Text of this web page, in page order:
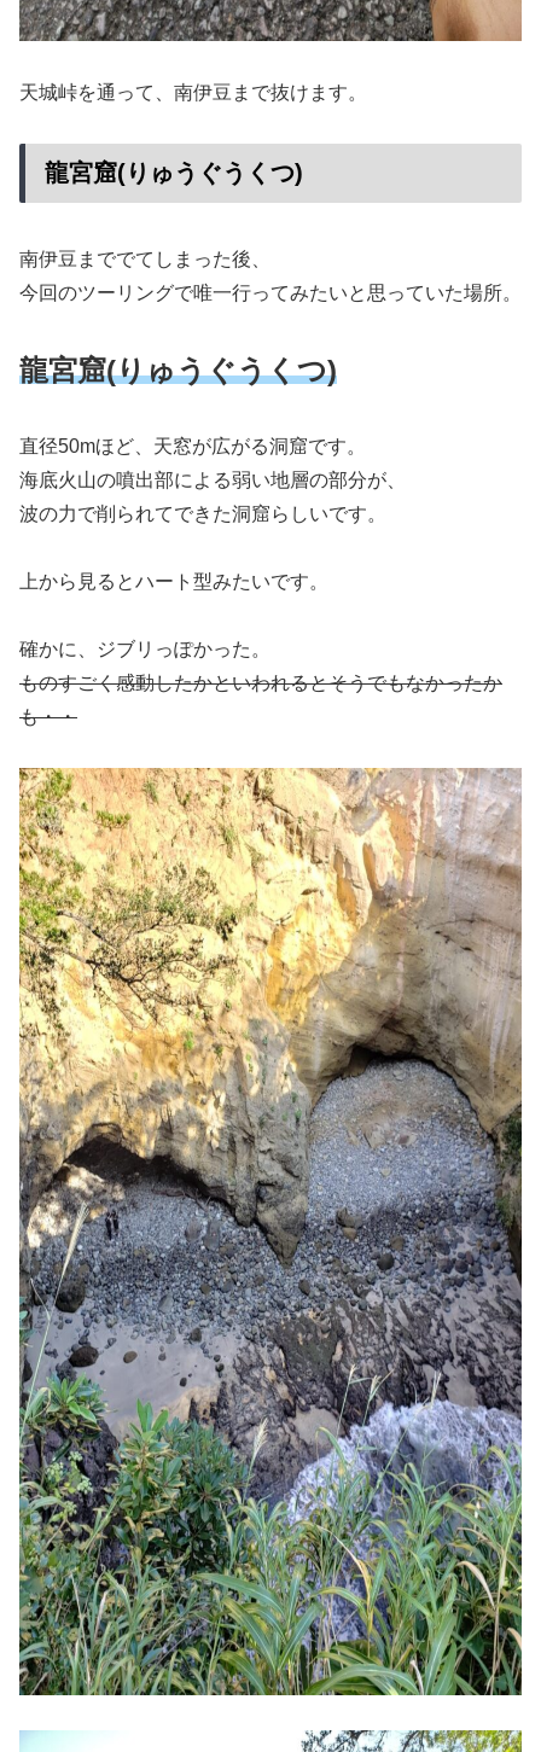
天城峠を通って、南伊豆まで抜けます。
龍宮窟(りゅうぐうくつ)
南伊豆まででてしまった後、
今回のツーリングで唯一行ってみたいと思っていた場所。
龍宮窟(りゅうぐうくつ)
直径50mほど、天窓が広がる洞窟です。
海底火山の噴出部による弱い地層の部分が、
波の力で削られてできた洞窟らしいです。
上から見るとハート型みたいです。
確かに、ジブリっぽかった。
ものすごく感動したかといわれるとそうでもなかったか
も・・